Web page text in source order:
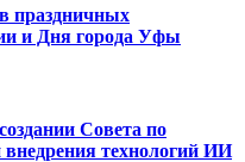
праздничных
и Дня города Уфы
Совета по
технологий ИИ